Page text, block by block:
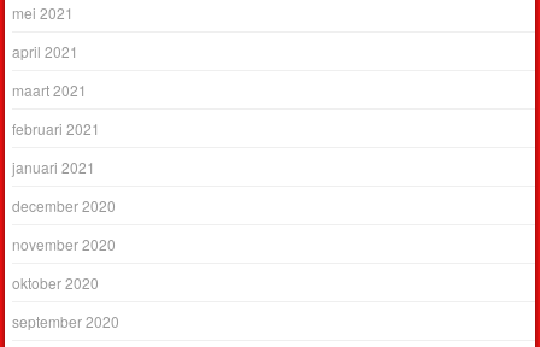
mei 2021
april 2021
maart 2021
februari 2021
januari 2021
december 2020
november 2020
oktober 2020
september 2020